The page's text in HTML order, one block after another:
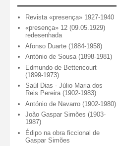
Revista «presença» 1927-1940
«presença» 12 (09.05.1929)
redesenhada
Afonso Duarte (1884-1958)
António de Sousa (1898-1981)
Edmundo de Bettencourt
(1899-1973)
Saúl Dias - Júlio Maria dos
Reis Pereira (1902-1983)
António de Navarro (1902-1980)
João Gaspar Simões (1903-
1987)
Édipo na obra ficcional de
Gaspar Simões